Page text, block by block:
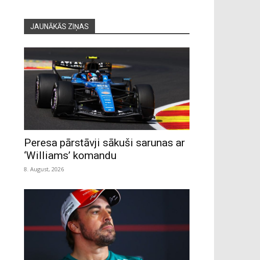
JAUNĀKĀS ZIŅAS
Peresa pārstāvji sākuši sarunas ar
‘Williams’ komandu
8. August, 2026